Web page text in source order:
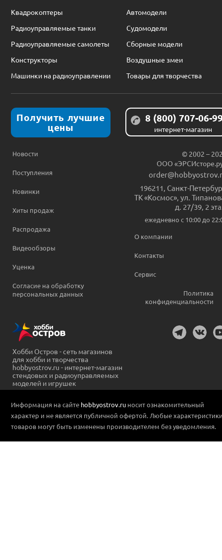
Квадрокоптеры
Автомодели
Радиоуправляемые танки
Судомодели
Радиоуправляемые самолеты
Сборные модели
Конструкторы
Воздушные змеи
Машинки на радиоуправлении
Товары для творчества
Получить лучшие
цены
8 (800) 707-06-
интернет-магазин
Новости
Поступления
Новинки
Хиты продаж
Распродажа
Видеообзоры
Уценка
Согласие на обработку
персональных данных
© 2002 –
ООО
196211 Санкт-
ТК «Космос», ул.
д. 27/39, 2
ежедневно c 10:00 до
О компании
Контакты
Сервис
Политика
конфиденциальности
Хобби Остров - сеть магазинов
для хобби и творчества
hobbyostrov.ru - интернет-магазин
стендовых и радиоуправляемых
моделей и игрушек
Информация на сайте hobbyostrov.ru носит ознакомительный
характер и не является публичной офертой. Любые
товаров могут быть изменены производителем без уведомления.